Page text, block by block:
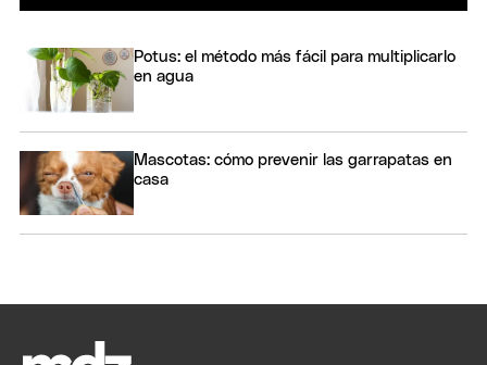
Potus: el método más fácil para multiplicarlo
en agua
Mascotas: cómo prevenir las garrapatas en
casa